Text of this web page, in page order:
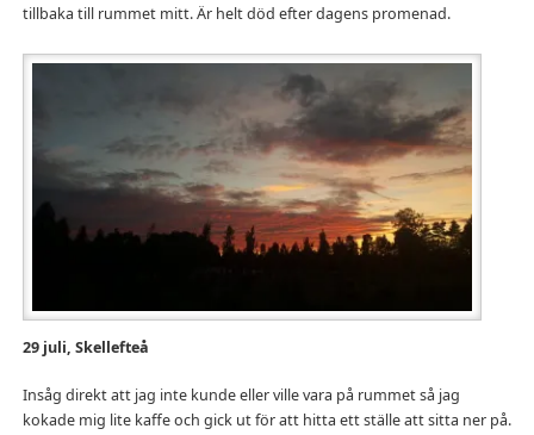
tillbaka till rummet mitt. Är helt död efter dagens promenad.
29 juli, Skellefteå
Insåg direkt att jag inte kunde eller ville vara på rummet så jag
kokade mig lite kaffe och gick ut för att hitta ett ställe att sitta ner på.